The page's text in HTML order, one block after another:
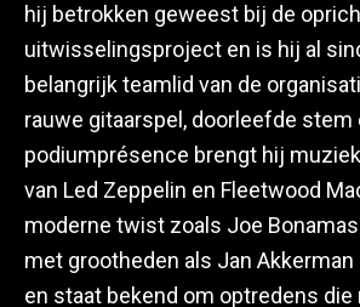
hij betrokken geweest bij de
uitwisselingsproject en is hij al
belangrijk teamlid van de
rauwe gitaarspel, doorleefde stem
podiumprésence brengt hij
van Led Zeppelin en Fleetwood
moderne twist zoals Joe
met grootheden als Jan Akkerman
en staat bekend om optredens die